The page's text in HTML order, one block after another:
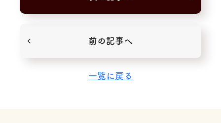
前の記事へ
一覧に戻る